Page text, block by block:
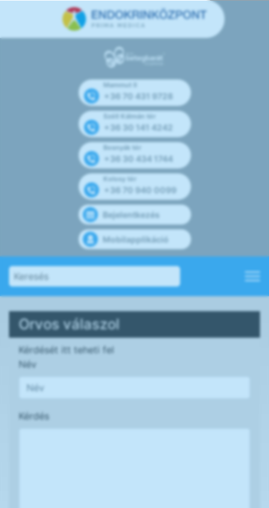
Mammut II
+36 70 431 9728
Széll Kálmán tér
+36 30 141 4242
Bosnyák tér
+36 30 434 1744
Kolosy tér
+36 70 940 0099
Bejelentkezés
Mobilapplikáció
Orvos válaszol
Kérdését itt teheti fel
Név
Kérdés